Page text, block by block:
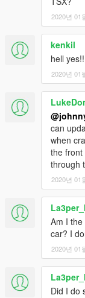
2020년 01
kenkil
hell
2020년 01
can
when
the front
through
2020년 01
Am I
car? I
2020년 01
Did I do